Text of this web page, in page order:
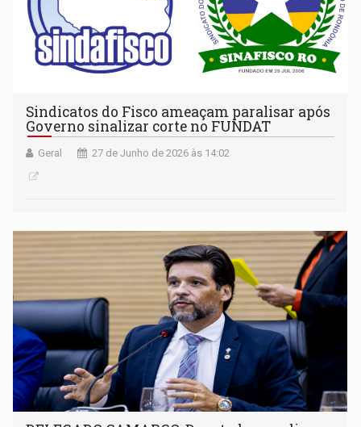
Sindicatos do Fisco ameaçam paralisar após
Governo sinalizar corte no FUNDAT
Geral 27 de Junho de 2026 às 14:02